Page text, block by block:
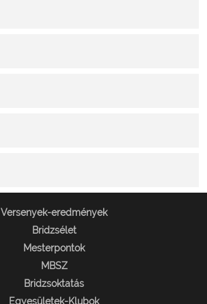
Versenyek-eredmények
Bridzsélet
Mesterpontok
MBSZ
Bridzsoktatás
Egyesületek-Klubok